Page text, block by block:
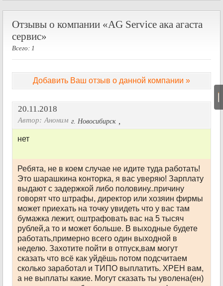
|
Отзывы о компании «AG Service ака агаста
сервис»
Всего: 1
Добавить Ваш отзыв о данной компании »
20.11.2018
Автор: Аноним ,
г. Новосибирск
нет
Ребята, не в коем случае не идите туда работать!
Это шарашкина конторка, я вас уверяю! Зарплату
выдают с задержкой либо половину..причину
говорят что штрафы, директор или хозяин фирмы
может приехать на точку увидеть что у вас там
бумажка лежит, оштрафовать вас на 5 тысяч
рублей,а то и может больше. В выходные будете
работать,примерно всего один выходной в
неделю. Захотите пойти в отпуск,вам могут
сказать что всё как уйдёшь потом подсчитаем
сколько заработал и ТИПО выплатить. ХРЕН вам,
а не выплаты какие. Могут сказать ты уволена(ен)